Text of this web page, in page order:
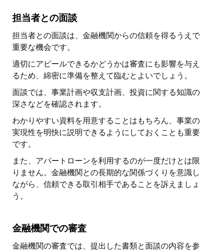
担当者との面談
担当者との面談は、金融機関からの信頼を得るうえで
重要な機会です。
適切にアピールできるかどうかは審査にも影響を与え
るため、綿密に準備を整えて臨むとよいでしょう。
面談では、事業計画や収支計画、投資に関する知識の
深さなどを確認されます。
わかりやすい資料を用意することはもちろん、事業の
実現性を明快に説明できるようにしておくことも重要
です。
また、アパートローンを利用するのが一度だけとは限
りません。金融機関との長期的な関係づくりを意識し
ながら、信頼できる取引相手であることを訴えましょ
う。
金融機関での審査
金融機関の審査では、提出した書類と面談の内容を参